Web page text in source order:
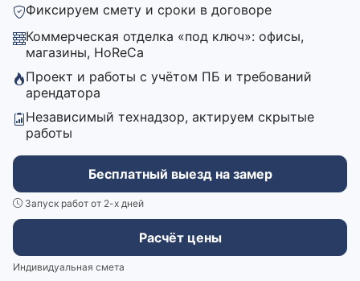
Фиксируем смету и сроки в договоре
Коммерческая отделка «под ключ»: офисы,
магазины, HoReCa
Проект и работы с учётом ПБ и требований
арендатора
Независимый технадзор, актируем скрытые
работы
Бесплатный выезд на замер
Запуск работ от 2-х дней
Расчёт цены
Индивидуальная смета